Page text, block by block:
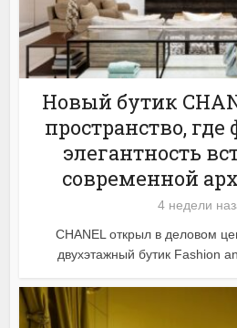
Новый бутик
пространство,
элегантность
современной
4 недели
CHANEL открыл в деловом
двухэтажный бутик Fashion